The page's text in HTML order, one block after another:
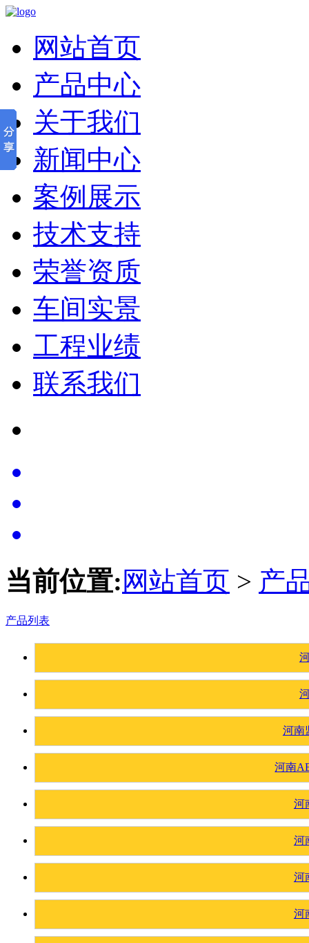
网站首页
产品中心
关于我们
新闻中心
案例展示
技术支持
荣誉资质
车间实景
工程业绩
联系我们
当前位置: 网站首页 > 产
产品列表
河南
河南
河
河
河
河